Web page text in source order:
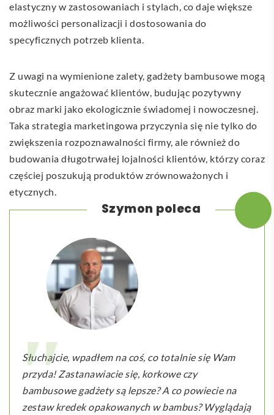
elastyczny w zastosowaniach i stylach, co daje większe
możliwości personalizacji i dostosowania do
specyficznych potrzeb klienta.
Z uwagi na wymienione zalety, gadżety bambusowe mogą
skutecznie angażować klientów, budując pozytywny
obraz marki jako ekologicznie świadomej i nowoczesnej.
Taka strategia marketingowa przyczynia się nie tylko do
zwiększenia rozpoznawalności firmy, ale również do
budowania długotrwałej lojalności klientów, którzy coraz
częściej poszukują produktów zrównoważonych i
etycznych.
Szymon poleca
Słuchajcie, wpadłem na coś, co totalnie się Wam
przyda! Zastanawiacie się, korkowe czy
bambusowe gadżety są lepsze? A co powiecie na
zestaw kredek opakowanych w bambus? Wyglądają